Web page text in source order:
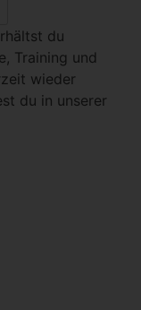
du
Training und
wieder
du in unserer